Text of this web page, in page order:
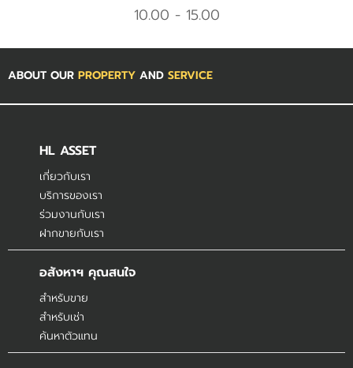
10.00 - 15.00
ABOUT OUR PROPERTY AND SERVICE
HL ASSET
เกี่ยวกับเรา
บริการของเรา
ร่วมงานกับเรา
ฝากขายกับเรา
อสังหาฯ คุณสนใจ
สำหรับขาย
สำหรับเช่า
ค้นหาตัวแทน